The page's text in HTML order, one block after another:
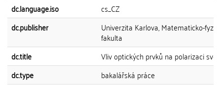
dc.language.iso
cs_CZ
dc.publisher
Univerzita Karlova, Matematicko-
fakulta
dc.title
Vliv optických prvků na polarizaci
dc.type
bakalářská práce